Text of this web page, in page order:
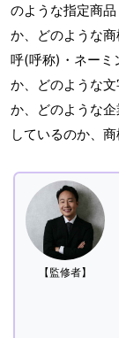
のような指定商
か、どのような
呼(呼称)・ネーミ
か、どのような
か、どのような
しているのか、
【監修者】